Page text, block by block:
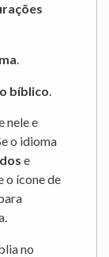
.
bíblico
nele e
o idioma
e
o ícone de
no